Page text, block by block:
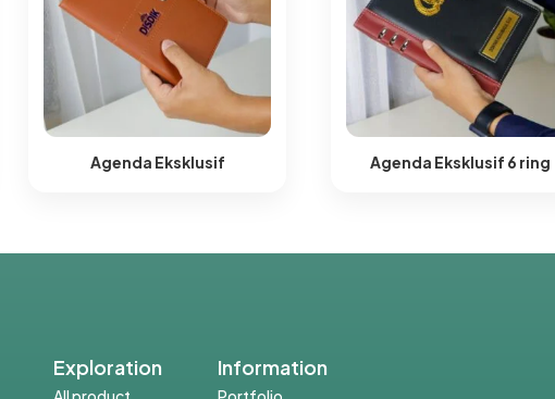
Agenda Eksklusif Agenda Eksklusif 6 ring​
Exploration Information